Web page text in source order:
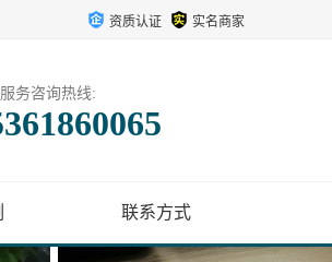
资质认证 实名商家
务咨询热线:
联系方式